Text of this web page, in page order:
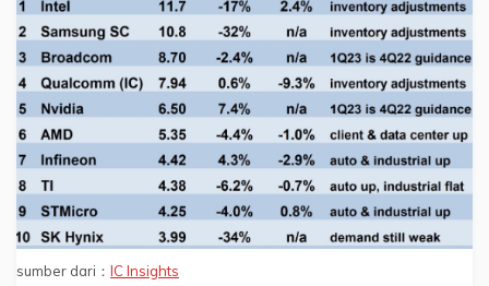
sumber dari： IC Insights